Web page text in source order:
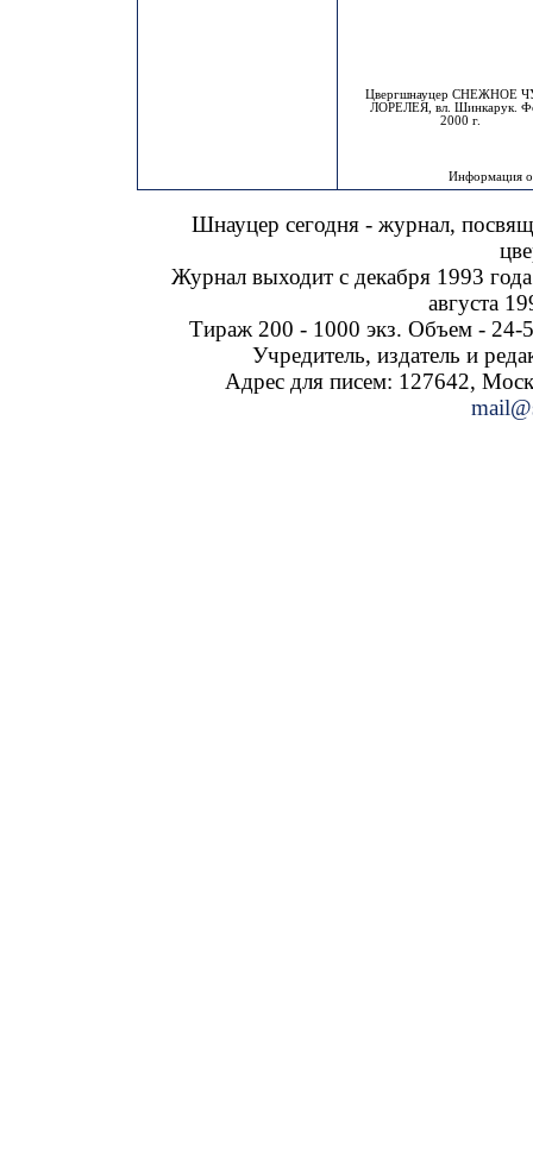
Цвергшнауцер СНЕЖНОЕ
ЛОРЕЛЕЯ, вл. Шинкарук.
2000 г.
Информация
Шнауцер сегодня - журнал,
Журнал выходит с декабря 1993
августа
Тираж 200 - 1000 экз. Объем - 24-
Учредитель, издатель и
Адрес для писем: 127642,